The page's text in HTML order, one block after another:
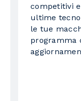
competitivi
ultime
le tue
programma